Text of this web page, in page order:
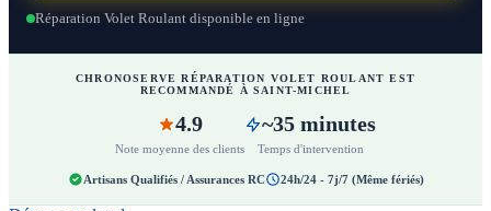
Réparation Volet Roulant disponible en ligne
CHRONOSERVE RÉPARATION VOLET ROULANT EST
RECOMMANDÉ À SAINT-MICHEL
4.9
Note moyenne des clients
~35 minutes
Temps d'intervention
Artisans Qualifiés / Assurances RC 24h/24 - 7j/7 (Même fériés)